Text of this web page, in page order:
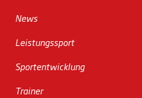
News
Leistungssport
Sportentwicklung
Trainer